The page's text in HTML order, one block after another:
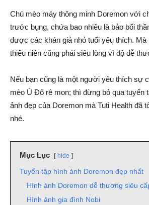
Chú mèo máy thông minh Doremon với
trước bụng, chứa bao nhiêu là bảo bối
được các khán giả nhỏ tuổi yêu thích. Mà
thiếu niên cũng phải siêu lòng vì độ dễ
Nếu bạn cũng là một người yêu thích sự
mèo Ú Đô rê mon; thì đừng bỏ qua tuyển
ảnh đẹp của Doremon mà Tuti Health đã
nhé.
Mục Lục hide
Tuyển tập hình ảnh Doremon đẹp nhất
Hình ảnh Doremon dễ thương siêu
Hình ảnh gia đình Nobi